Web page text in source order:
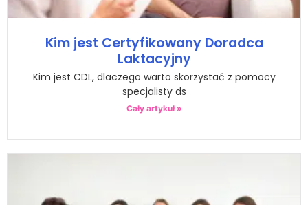
Kim jest Certyfikowany Doradca
Laktacyjny
Kim jest CDL, dlaczego warto skorzystać z pomocy
specjalisty ds
Cały artykuł »